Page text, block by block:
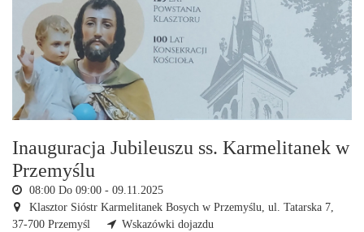
Inauguracja Jubileuszu ss. Karmelitanek w
Przemyślu
08:00 Do 09:00 - 09.11.2025
Klasztor Sióstr Karmelitanek Bosych w Przemyślu, ul. Tatarska 7,
37-700 Przemyśl
Wskazówki dojazdu